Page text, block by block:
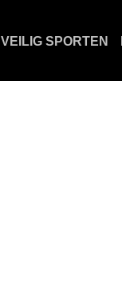
VEILIG SPORTEN